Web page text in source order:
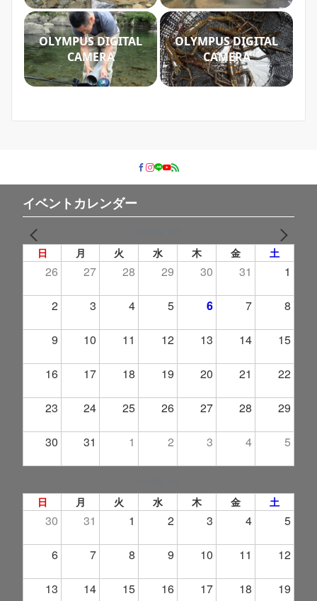
OLYMPUS DIGITAL
CAMERA
OLYMPUS DIGITAL
CAMERA
イベントカレンダー
日 月 火 水 木 金 土
26 27 28 29 30 31 1
2 3 4 5 6 7 8
9 10 11 12 13 14 15
16 17 18 19 20 21 22
23 24 25 26 27 28 29
30 31 1 2 3 4 5
日 月 火 水 木 金 土
30 31 1 2 3 4 5
6 7 8 9 10 11 12
13 14 15 16 17 18 19